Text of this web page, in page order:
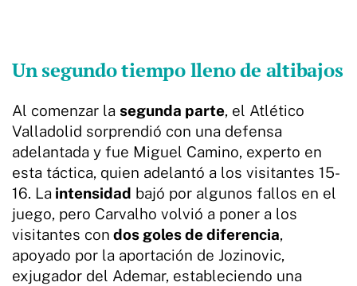
Un segundo tiempo lleno de altibajos
Al comenzar la segunda parte, el Atlético
Valladolid sorprendió con una defensa
adelantada y fue Miguel Camino, experto en
esta táctica, quien adelantó a los visitantes 15-
16. La intensidad bajó por algunos fallos en el
juego, pero Carvalho volvió a poner a los
visitantes con dos goles de diferencia,
apoyado por la aportación de Jozinovic,
exjugador del Ademar, estableciendo una